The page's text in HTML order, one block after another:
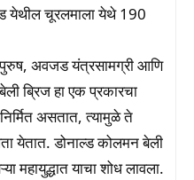
येथील चूरलमाला येथे 190
पुरुष, अवजड यंत्रसामग्री आणि
ब्रिज हा एक प्रकारचा
असतात, त्यामुळे ते
येतात. डोनाल्ड कोलमन बेली
महायुद्धात याचा शोध लावला.